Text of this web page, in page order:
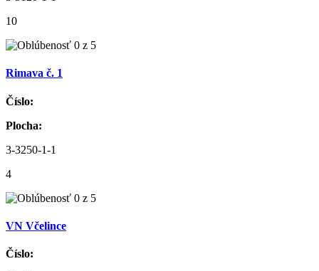
10
Rimava č. 1
Číslo:
Plocha:
3-3250-1-1
4
VN Včelince
Číslo: